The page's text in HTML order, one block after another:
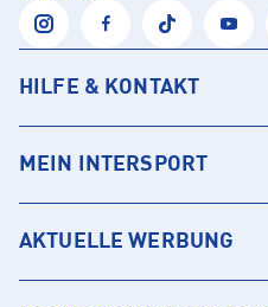
HILFE & KONTAKT
MEIN INTERSPORT
AKTUELLE WERBUNG